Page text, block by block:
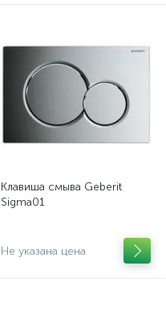
Клавиша смыва Geberit
Sigma01
Не указана цена